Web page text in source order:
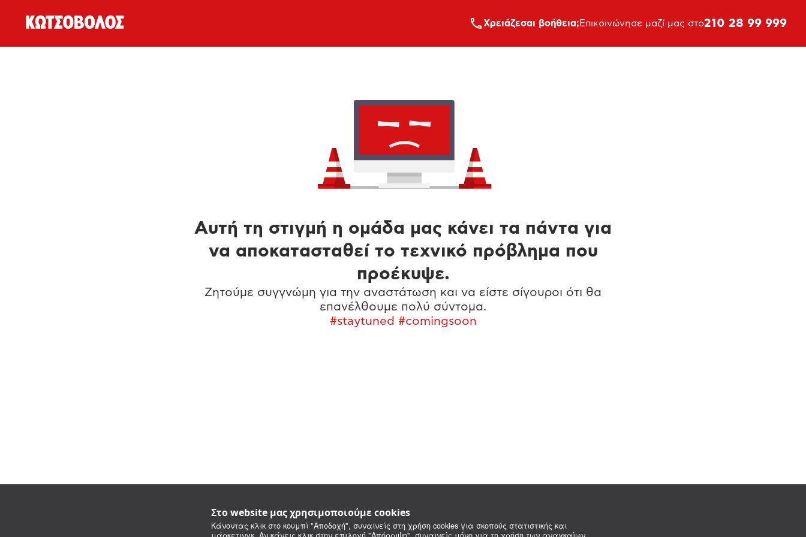
Στο website μας χρησιμοποιούμε cookies
Κάνοντας κλικ στο κουμπί "Αποδοχή", συναινείς στη χρήση cookies για σκοπούς στατιστικής και
Xρειάζεσαι βοήθεια; Επικοινώνησε μαζί μας στο210 28 99 999
Αυτή τη στιγμή η ομάδα μας κάνει τα πάντα για
να αποκατασταθεί το τεχνικό πρόβλημα που
προέκυψε.
Ζητούμε συγγνώμη για την αναστάτωση και να είστε σίγουροι ότι θα
επανέλθουμε πολύ σύντομα.
#staytuned #comingsoon